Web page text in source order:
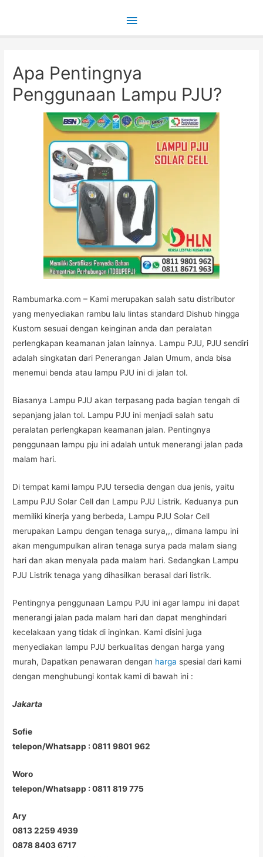
Main
Apa Pentingnya
Penggunaan Lampu PJU?
Rambumarka.com – Kami merupakan salah satu distributor
yang menyediakan rambu lalu lintas standard Dishub hingga
Kustom sesuai dengan keinginan anda dan peralatan
perlengkapan keamanan jalan lainnya. Lampu PJU, PJU sendiri
adalah singkatan dari Penerangan Jalan Umum, anda bisa
menemui benda atau lampu PJU ini di jalan tol.
Biasanya Lampu PJU akan terpasang pada bagian tengah di
sepanjang jalan tol. Lampu PJU ini menjadi salah satu
peralatan perlengkapan keamanan jalan. Pentingnya
penggunaan lampu pju ini adalah untuk menerangi jalan pada
malam hari.
Di tempat kami lampu PJU tersedia dengan dua jenis, yaitu
Lampu PJU Solar Cell dan Lampu PJU Listrik. Keduanya pun
memiliki kinerja yang berbeda, Lampu PJU Solar Cell
merupakan Lampu dengan tenaga surya,,, dimana lampu ini
akan mengumpulkan aliran tenaga surya pada malam siang
hari dan akan menyala pada malam hari. Sedangkan Lampu
PJU Listrik tenaga yang dihasilkan berasal dari listrik.
Pentingnya penggunaan Lampu PJU ini agar lampu ini dapat
menerangi jalan pada malam hari dan dapat menghindari
kecelakaan yang tidak di inginkan. Kami disini juga
menyediakan lampu PJU berkualitas dengan harga yang
murah, Dapatkan penawaran dengan harga spesial dari kami
dengan menghubungi kontak kami di bawah ini :
Jakarta
Sofie
telepon/Whatsapp : 0811 9801 962
Woro
telepon/Whatsapp : 0811 819 775
Ary
0813 2259 4939
0878 8403 6717